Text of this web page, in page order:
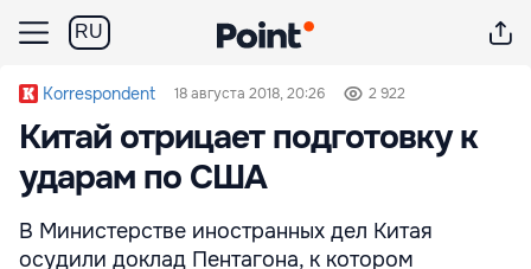
RU
Korrespondent 18 августа 2018, 20:26 2 922
Китай отрицает подготовку к
ударам по США
В Министерстве иностранных дел Китая
осудили доклад Пентагона, к котором